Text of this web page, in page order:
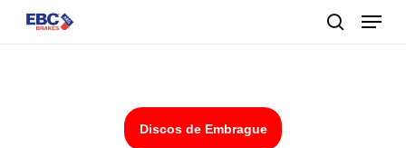
Skip
Menu
Discos de Embrague